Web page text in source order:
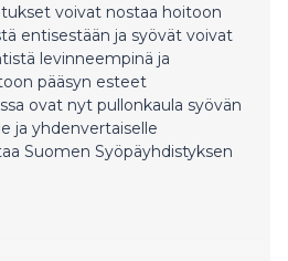
voivat nostaa hoitoon
entisestään ja syövät voivat
levinneempinä ja
pääsyn esteet
ovat nyt pullonkaula syövän
ja yhdenvertaiselle
Suomen Syöpäyhdistyksen